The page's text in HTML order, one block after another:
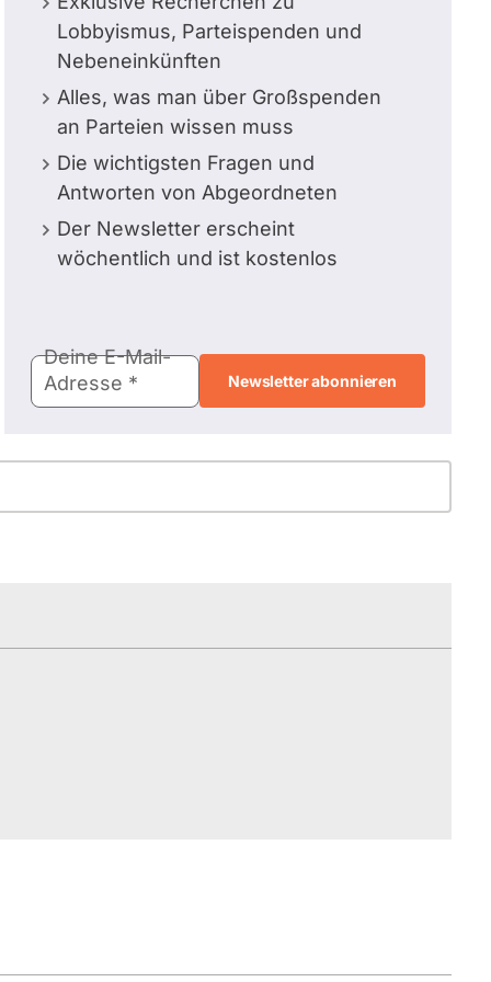
Lobbyismus, Parteispenden und
Nebeneinkünften
Alles, was man über Großspenden
an Parteien wissen muss
Die wichtigsten Fragen und
Antworten von Abgeordneten
Der Newsletter erscheint
wöchentlich und ist kostenlos
Mail-
Adresse
Deine E-Mail-
Adresse